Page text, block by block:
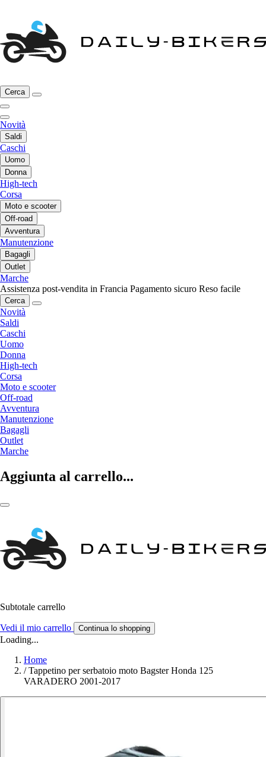
Cerca
Novità
Saldi
Caschi
Uomo
Donna
High-tech
Corsa
Moto e scooter
Off-road
Avventura
Manutenzione
Bagagli
Outlet
Marche
Assistenza post-vendita in Francia Pagamento sicuro Reso facile
Cerca
Novità
Saldi
Caschi
Uomo
Donna
High-tech
Corsa
Moto e scooter
Off-road
Avventura
Manutenzione
Bagagli
Outlet
Marche
Aggiunta al carrello...
Subtotale carrello
Vedi il mio carrello Continua lo shopping
Loading...
Home
/ Tappetino per serbatoio moto Bagster Honda 125
VARADERO 2001-2017